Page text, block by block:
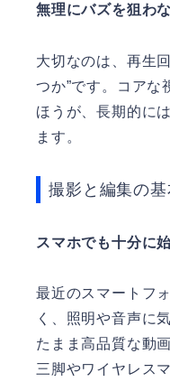
無理にバズを狙わ
大切なのは、再生
つか”です。コアな
ほうが、長期的に
ます。
撮影と編集の
スマホでも十分に
最近のスマートフ
く、照明や音声に
たまま高品質な動
三脚やワイヤレス